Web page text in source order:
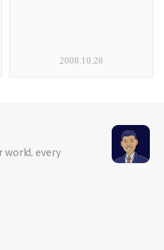
2008.10.28
world, every